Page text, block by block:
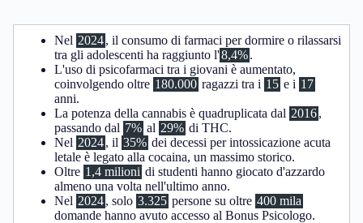
Nel 2024, il consumo di farmaci per dormire o rilassarsi
tra gli adolescenti ha raggiunto l'8,4%.
L'uso di psicofarmaci tra i giovani è aumentato,
coinvolgendo oltre 180.000 ragazzi tra i 15 e i 17
anni.
La potenza della cannabis è quadruplicata dal 2016,
passando dal 7% al 29% di THC.
Nel 2024, il 35% dei decessi per intossicazione acuta
letale è legato alla cocaina, un massimo storico.
Oltre 1,4 milioni di studenti hanno giocato d'azzardo
almeno una volta nell'ultimo anno.
Nel 2024, solo 3.325 persone su oltre 400 mila
domande hanno avuto accesso al Bonus Psicologo.